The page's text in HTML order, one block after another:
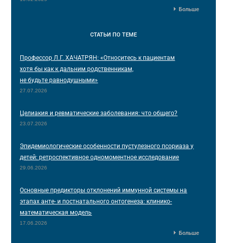
Больше
СТАТЬИ ПО ТЕМЕ
Профессор Л.Г. ХАЧАТРЯН: «Относитесь к пациентам
хотя бы как к дальним родственникам,
не будьте равнодушными»
27.07.2026
Целиакия и ревматические заболевания: что общего?
23.07.2026
Эпидемиологические особенности пустулезного псориаза у
детей: ретроспективное одномоментное исследование
29.06.2026
Основные предикторы отклонений иммунной системы на
этапах анте- и постнатального онтогенеза: клинико-
математическая модель
17.06.2026
Больше